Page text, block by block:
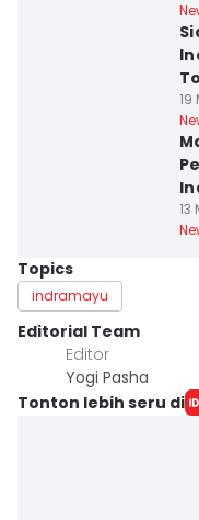
19
13
Topics
indramayu
Editorial Team
Editor
Yogi Pasha
Tonton lebih seru di